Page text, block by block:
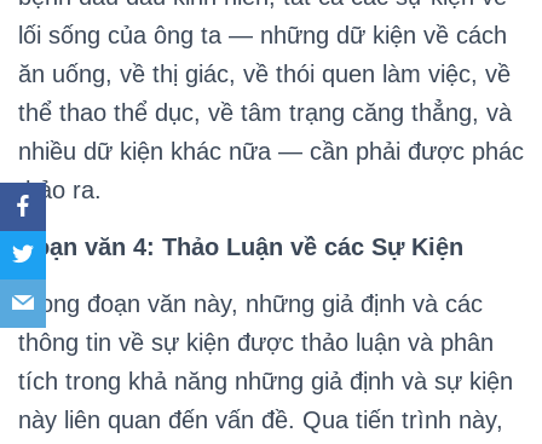
lối sống của ông ta — những dữ kiện về cách
ăn uống, về thị giác, về thói quen làm việc, về
thể thao thể dục, về tâm trạng căng thẳng, và
nhiều dữ kiện khác nữa — cần phải được phác
thảo ra.
Đoạn văn 4: Thảo Luận về các Sự Kiện
Trong đoạn văn này, những giả định và các
thông tin về sự kiện được thảo luận và phân
tích trong khả năng những giả định và sự kiện
này liên quan đến vấn đề. Qua tiến trình này,